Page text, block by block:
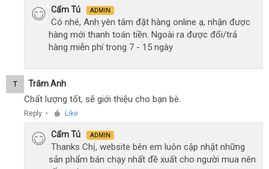
Cẩm Tú ADMIN
Có nhé, Anh yên tâm đặt hàng online ạ, nhận được
hàng mới thanh toán tiền. Ngoài ra được đổi/trả
hàng miễn phí trong 7 - 15 ngày
T Trâm Anh
Chất lượng tốt, sẽ giới thiệu cho bạn bè.
Reply ● Like
Cẩm Tú ADMIN
Thanks Chị, website bên em luôn cập nhật những
sản phẩm bán chạy nhất đề xuất cho người mua nên